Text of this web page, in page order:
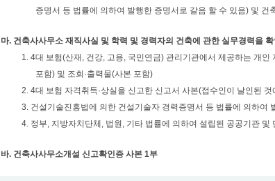
증명서 등 법률에 의하여 발행한 증명서로 갈음 할 수 있음) 및
마. 건축사사무소 재직사실 및 학력 및 경력자의 건축에 관한 실무경력을
1. 4대 보험(산재, 건강, 고용, 국민연금) 관리기관에서 제공하는 개
포함) 및 조회·출력물(사본 포함)
2. 4대 보험 자격취득·상실을 신고한 신고서 사본(접수인이 날인된 것
3. 건설기술진흥법에 의한 건설기술자 경력증명서 등 법률에 의하여
4. 정부, 지방자치단체, 법원, 기타 법률에 의하여 설립된 공공기관 및
바. 건축사사무소개설 신고확인증 사본 1부